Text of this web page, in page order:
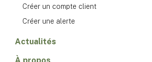
Créer un compte client
Créer une alerte
Actualités